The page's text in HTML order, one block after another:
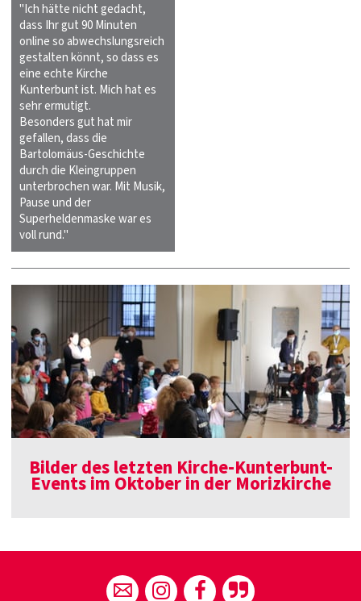
"Ich hätte nicht gedacht,
dass Ihr gut 90 Minuten
online so abwechslungsreich
gestalten könnt, so dass es
eine echte Kirche
Kunterbunt ist. Mich hat es
sehr ermutigt.
Besonders gut hat mir
gefallen, dass die
Bartolomäus-Geschichte
durch die Kleingruppen
unterbrochen war. Mit Musik,
Pause und der
Superheldenmaske war es
voll rund."
Bilder des letzten Kirche-Kunterbunt-
Events im Oktober in der Morizkirche